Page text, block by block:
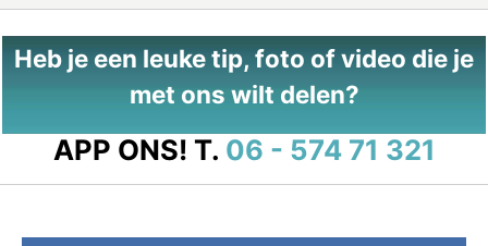
Heb je een leuke tip, foto of video die je
met ons wilt delen?
APP ONS! T. 06 - 574 71 321